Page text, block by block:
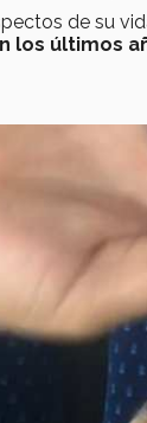
de su
los últimos